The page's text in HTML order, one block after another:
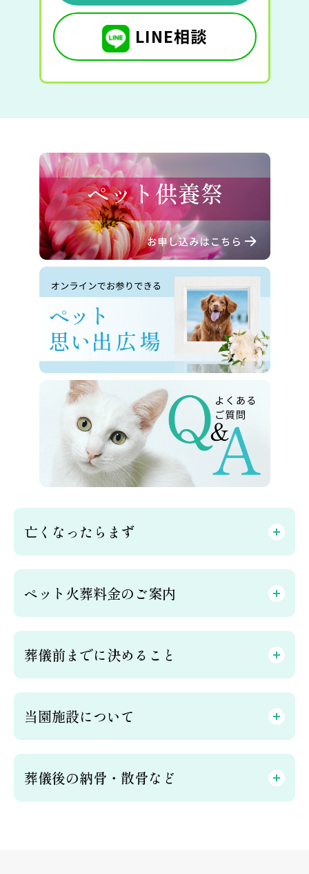
LINE相談
亡くなったらまず
ペット火葬料金のご案内
葬儀前までに決めること
当園施設について
葬儀後の納骨・散骨など